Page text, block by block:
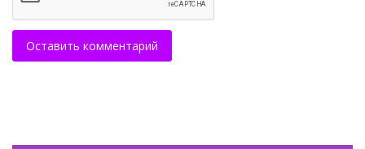
Оставить комментарий